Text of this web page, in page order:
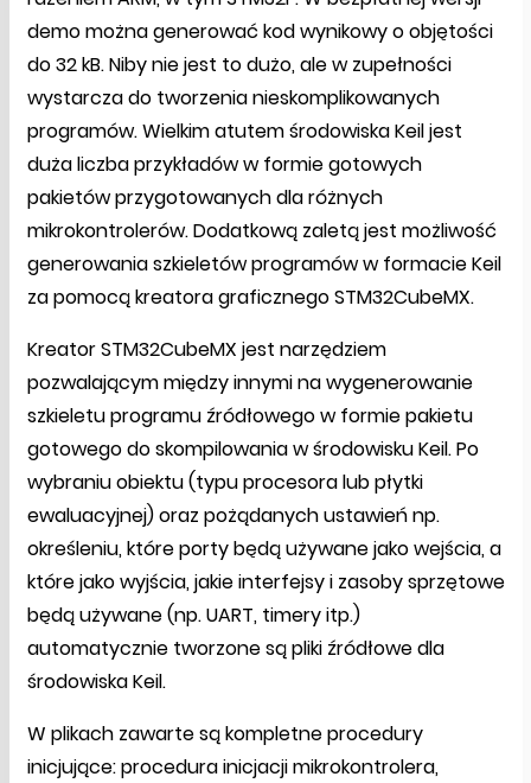
demo można generować kod wynikowy o objętości
do 32 kB. Niby nie jest to dużo, ale w zupełności
wystarcza do tworzenia nieskomplikowanych
programów. Wielkim atutem środowiska Keil jest
duża liczba przykładów w formie gotowych
pakietów przygotowanych dla różnych
mikrokontrolerów. Dodatkową zaletą jest możliwość
generowania szkieletów programów w formacie Keil
za pomocą kreatora graficznego STM32CubeMX.
Kreator STM32CubeMX jest narzędziem
pozwalającym między innymi na wygenerowanie
szkieletu programu źródłowego w formie pakietu
gotowego do skompilowania w środowisku Keil. Po
wybraniu obiektu (typu procesora lub płytki
ewaluacyjnej) oraz pożądanych ustawień np.
określeniu, które porty będą używane jako wejścia, a
które jako wyjścia, jakie interfejsy i zasoby sprzętowe
będą używane (np. UART, timery itp.)
automatycznie tworzone są pliki źródłowe dla
środowiska Keil.
W plikach zawarte są kompletne procedury
inicjujące: procedura inicjacji mikrokontrolera,